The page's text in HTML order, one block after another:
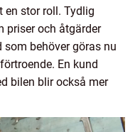
en stor roll. Tydlig
priser och åtgärder
behöver göras nu
En kund
bilen blir också mer